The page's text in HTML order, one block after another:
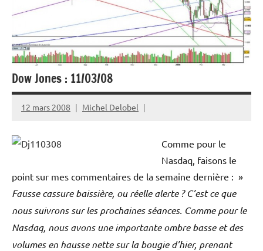
Dow Jones : 11/03/08
12 mars 2008 Michel Delobel
Comme pour le
Nasdaq, faisons le
point sur mes commentaires de la semaine dernière : »
Fausse cassure baissière, ou réelle alerte ? C’est ce que
nous suivrons sur les prochaines séances. Comme pour le
Nasdaq, nous avons une importante ombre basse et des
volumes en hausse nette sur la bougie d’hier, prenant